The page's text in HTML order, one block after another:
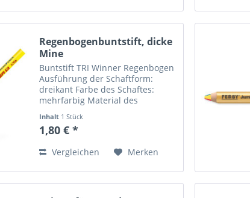
Regenbogenbuntstift, dicke
Mine
Buntstift TRI Winner Regenbogen
Ausführung der Schaftform:
dreikant Farbe des Schaftes:
mehrfarbig Material des
Größe (Durchmesser x L): 10 x 173
mm Dicke, wasserfeste Buntstifte
Inhalt 1 Stück
1,80 € *
Vergleichen Merken